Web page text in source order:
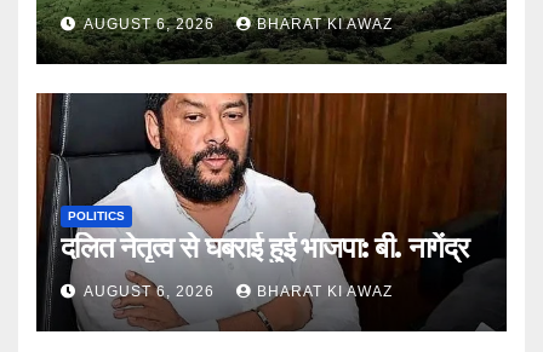
AUGUST 6, 2026 BHARAT KI AWAZ
POLITICS
दलित नेतृत्व से घबराई हुई भाजपा: बी. नागेंद्र
AUGUST 6, 2026 BHARAT KI AWAZ